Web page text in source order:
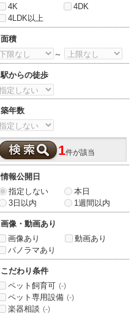
4K
4DK
4LDK以上
面積
～
駅からの徒歩
築年数
1件が該当
情報公開日
指定しない
本日
3日以内
1週間以内
画像・動画あり
画像あり
動画あり
パノラマあり
こだわり条件
ペット飼育可 (-)
ペット専用設備 (-)
楽器相談 (-)